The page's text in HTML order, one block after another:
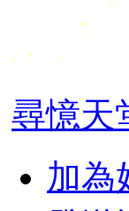
尋憶天
加為